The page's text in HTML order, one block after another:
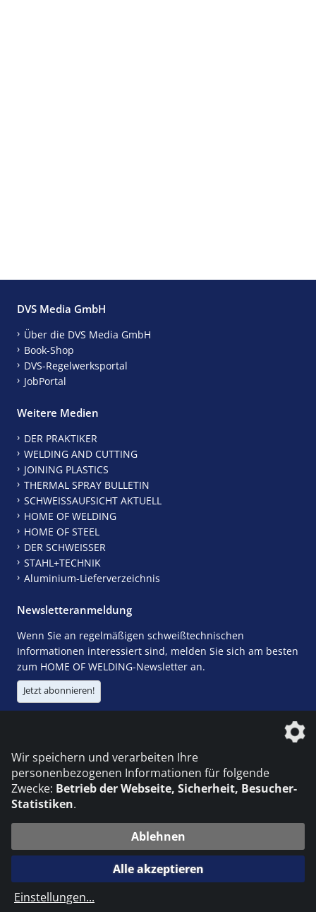
DVS Media GmbH
Über die DVS Media GmbH
Book-Shop
DVS-Regelwerksportal
JobPortal
Weitere Medien
DER PRAKTIKER
WELDING AND CUTTING
JOINING PLASTICS
THERMAL SPRAY BULLETIN
SCHWEISSAUFSICHT AKTUELL
HOME OF WELDING
HOME OF STEEL
DER SCHWEISSER
STAHL+TECHNIK
Aluminium-Lieferverzeichnis
Newsletteranmeldung
Wenn Sie an regelmäßigen schweißtechnischen
Informationen interessiert sind, melden Sie sich am besten
zum HOME OF WELDING-Newsletter an.
Jetzt abonnieren!
© 2026 DVS Media GmbH
Datenschutzeinstellungen
die profilschmiede - Internetagentur
Wir speichern und verarbeiten Ihre
personenbezogenen Informationen für folgende
Zwecke: Betrieb der Webseite, Sicherheit, Besucher-
Statistiken.
Ablehnen
Alle akzeptieren
Einstellungen...